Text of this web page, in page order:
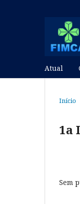
Atual
Início
1a
Sem